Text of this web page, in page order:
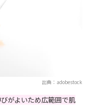
出典：adobestock
がよいため広範囲で肌